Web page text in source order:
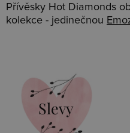
Přívěsky Hot Diamonds
kolekce - jedinečnou
Slevy